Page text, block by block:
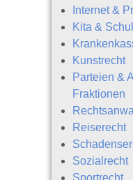
Internet &
Kita &
Kunstrecht
Parteien &
Fraktionen
Reiserecht
Sozialrecht
Sportrecht